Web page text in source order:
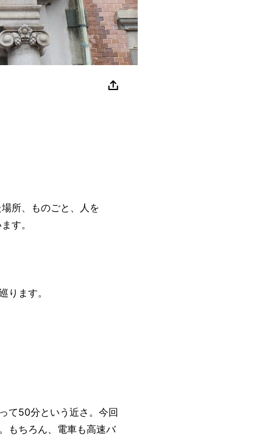
所、ものごと、人を
す。
ります。
て50分という近さ。今回
もちろん、電車も高速バ